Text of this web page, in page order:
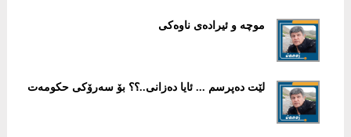
موچە و ئیرادەی ناوەکی
لێت دەپرسم ... ئایا دەزانی..؟؟ بۆ سەرۆکی حکومەت